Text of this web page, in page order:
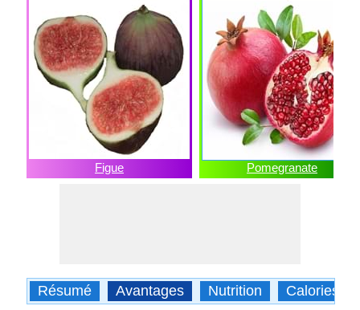
Figue Pomegranate
Résumé Avantages Nutrition Calories